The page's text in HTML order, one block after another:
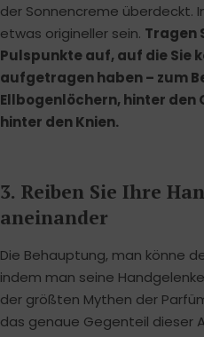
der Sonnencreme überdeckt.
etwas origineller sein. Tragen
Pulspunkte auf, auf die Sie
aufgetragen haben – zum
Ellbogenlöchern, hinter den
hinter den Knien.
3. Reiben Sie Ihre
aneinander
Die Behauptung, man könne
indem man seine
der größten Mythen der
das genaue Gegenteil dieser